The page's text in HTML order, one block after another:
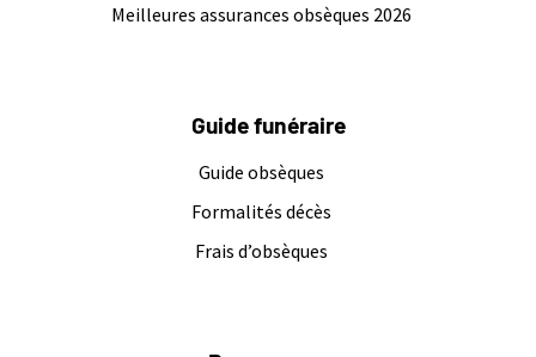
Meilleures assurances obsèques 2026
Guide funéraire
Guide obsèques
Formalités décès
Frais d’obsèques